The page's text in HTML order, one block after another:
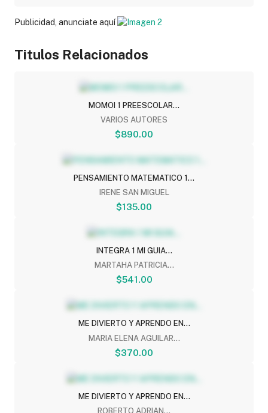
Publicidad, anunciate aquí
Titulos Relacionados
MOMOI 1 PREESCOLAR...
VARIOS AUTORES
$890.00
PENSAMIENTO MATEMATICO 1...
IRENE SAN MIGUEL
$135.00
INTEGRA 1 MI GUIA...
MARTAHA PATRICIA...
$541.00
ME DIVIERTO Y APRENDO EN...
MARIA ELENA AGUILAR...
$370.00
ME DIVIERTO Y APRENDO EN...
ROBERTO ADRIAN...